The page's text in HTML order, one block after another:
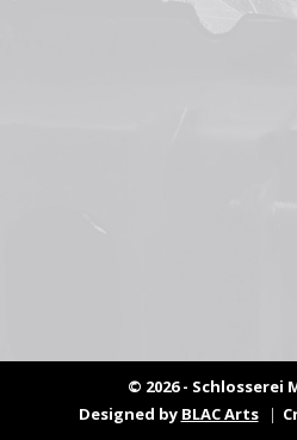
© 2026 - Schlosserei
Designed by BLAC Arts